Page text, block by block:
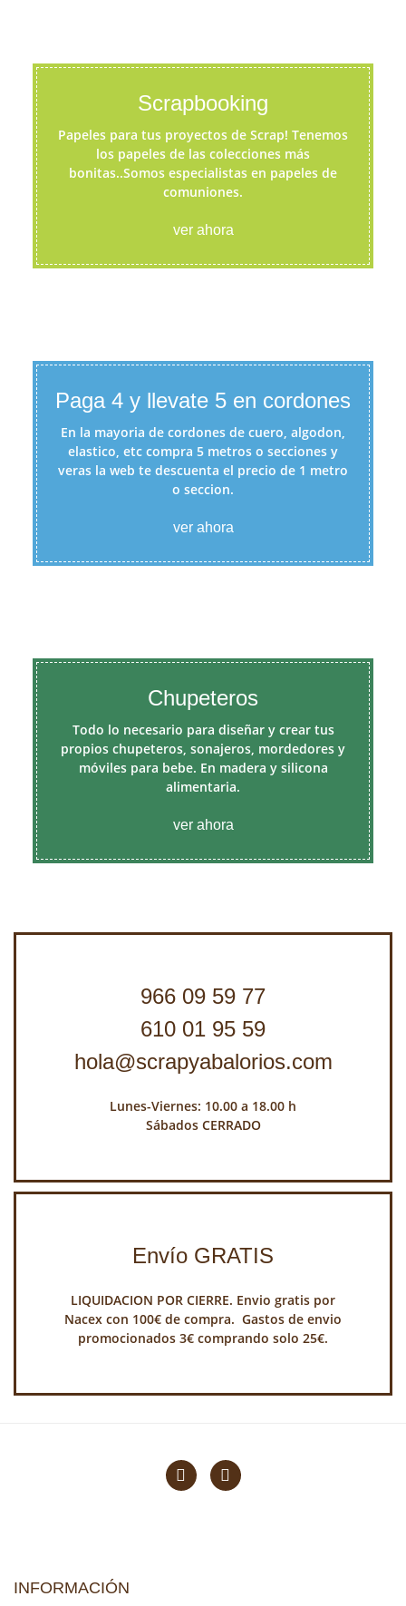
Scrapbooking
Papeles para tus proyectos de Scrap! Tenemos
los papeles de las colecciones más
bonitas..Somos especialistas en papeles de
comuniones.
ver ahora
Paga 4 y llevate 5 en cordones
En la mayoria de cordones de cuero, algodon,
elastico, etc compra 5 metros o secciones y
veras la web te descuenta el precio de 1 metro
o seccion.
ver ahora
Chupeteros
Todo lo necesario para diseñar y crear tus
propios chupeteros, sonajeros, mordedores y
móviles para bebe. En madera y silicona
alimentaria.
ver ahora
966 09 59 77
610 01 95 59
hola@scrapyabalorios.com
Lunes-Viernes: 10.00 a 18.00 h
Sábados CERRADO
Envío GRATIS
LIQUIDACION POR CIERRE. Envio gratis por
Nacex con 100€ de compra. Gastos de envio
promocionados 3€ comprando solo 25€.
INFORMACIÓN